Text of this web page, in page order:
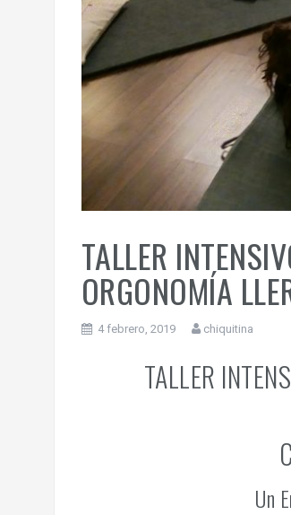
TALLER
ORGONOMÍA
4 febrero, 2019 chiquitina
TALLER
Un